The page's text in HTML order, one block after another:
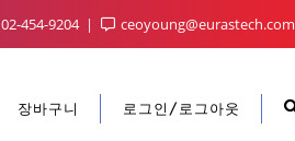
02-454-9204 ceoyoung@eurastech.com
장바구니 로그인/로그아웃